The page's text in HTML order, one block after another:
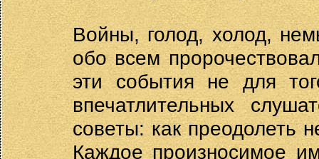
Войны, голод, холод,
обо всем
эти события не для
впечатлительных
советы: как преодолеть
Каждое произносимое